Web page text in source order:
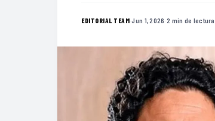
EDITORIAL TEAM·Jun 1, 2026 ·2 min de lectura